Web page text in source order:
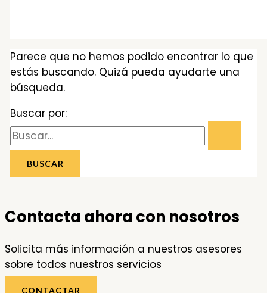
Parece que no hemos podido encontrar lo que
estás buscando. Quizá pueda ayudarte una
búsqueda.
Buscar por:
Contacta ahora con nosotros
Solicita más información a nuestros asesores
sobre todos nuestros servicios
CONTACTAR